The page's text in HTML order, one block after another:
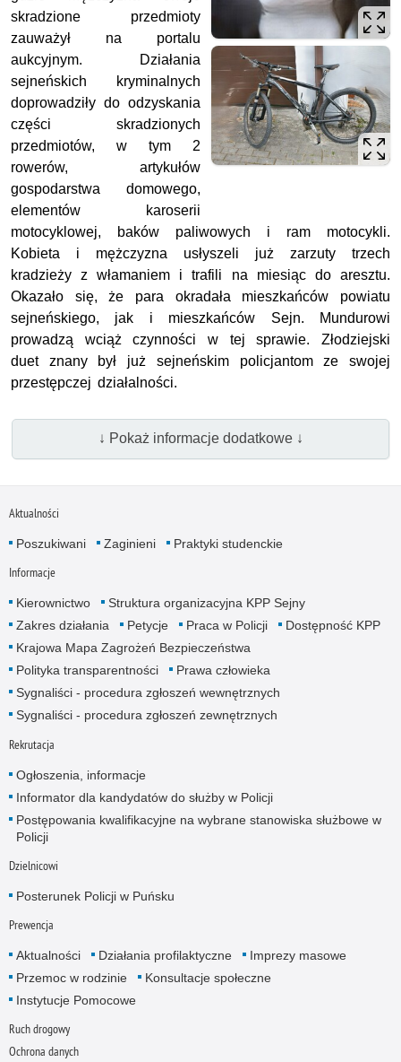
skradzione przedmioty
zauważył na portalu
aukcyjnym. Działania
sejneńskich kryminalnych
doprowadziły do odzyskania
części skradzionych
przedmiotów, w tym 2
rowerów, artykułów
gospodarstwa domowego,
elementów karoserii
motocyklowej, baków paliwowych i ram motocykli.
Kobieta i mężczyzna usłyszeli już zarzuty trzech
kradzieży z włamaniem i trafili na miesiąc do aresztu.
Okazało się, że para okradała mieszkańców powiatu
sejneńskiego, jak i mieszkańców Sejn. Mundurowi
prowadzą wciąż czynności w tej sprawie. Złodziejski
duet znany był już sejneńskim policjantom ze swojej
przestępczej działalności.
↓ Pokaż informacje dodatkowe ↓
Aktualności
Poszukiwani Zaginieni Praktyki studenckie
Informacje
Kierownictwo
Struktura organizacyjna KPP Sejny
Zakres działania
Petycje Praca w Policji
Dostępność KPP
Krajowa Mapa Zagrożeń Bezpieczeństwa
Polityka transparentności
Prawa człowieka
Sygnaliści - procedura zgłoszeń wewnętrznych
Sygnaliści - procedura zgłoszeń zewnętrznych
Rekrutacja
Ogłoszenia, informacje
Informator dla kandydatów do służby w Policji
Postępowania kwalifikacyjne na wybrane stanowiska służbowe w
Policji
Dzielnicowi
Posterunek Policji w Puńsku
Prewencja
Aktualności Działania profilaktyczne
Imprezy masowe
Przemoc w rodzinie
Konsultacje społeczne
Instytucje Pomocowe
Ruch drogowy
Ochrona danych